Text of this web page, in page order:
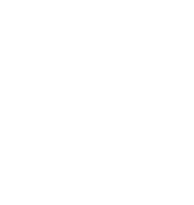
any funds and is purely
advice.
and may contain
through